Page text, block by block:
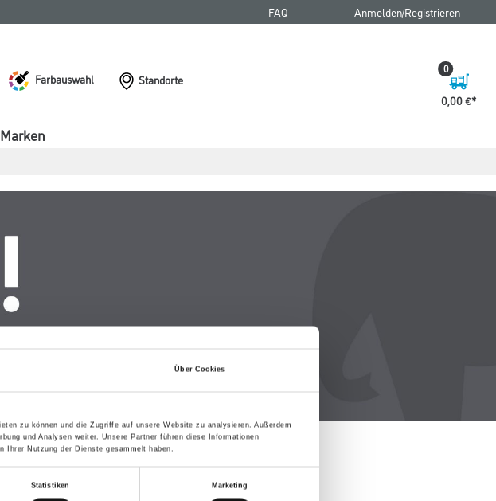
Über Cookies
zu können und die Zugriffe auf unsere Website zu analysieren. Außerdem
und Analysen weiter. Unsere Partner führen diese Informationen
Ihrer Nutzung der Dienste gesammelt haben.
Statistiken Marketing
FAQ Anmelden/Registrieren
Farbauswahl
Standorte
0,00 €
0
Marken